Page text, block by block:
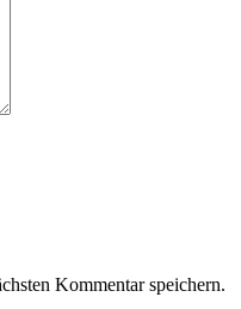
Kommentar speichern.